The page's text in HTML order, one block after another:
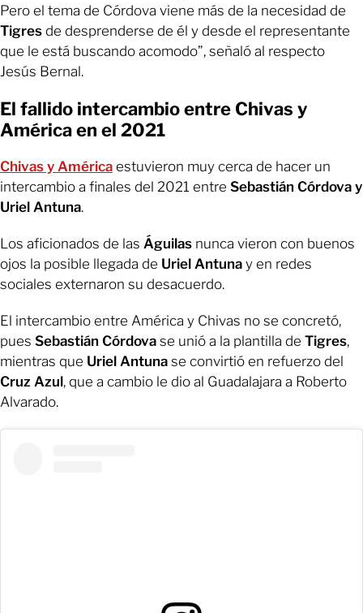
Pero el tema de Córdova viene más de la necesidad de
Tigres de desprenderse de él y desde el representante
que le está buscando acomodo”, señaló al respecto
Jesús Bernal.
El fallido intercambio entre Chivas y
América en el 2021
Chivas y América estuvieron muy cerca de hacer un
intercambio a finales del 2021 entre Sebastián Córdova y
Uriel Antuna.
Los aficionados de las Águilas nunca vieron con buenos
ojos la posible llegada de Uriel Antuna y en redes
sociales externaron su desacuerdo.
El intercambio entre América y Chivas no se concretó,
pues Sebastián Córdova se unió a la plantilla de Tigres,
mientras que Uriel Antuna se convirtió en refuerzo del
Cruz Azul, que a cambio le dio al Guadalajara a Roberto
Alvarado.